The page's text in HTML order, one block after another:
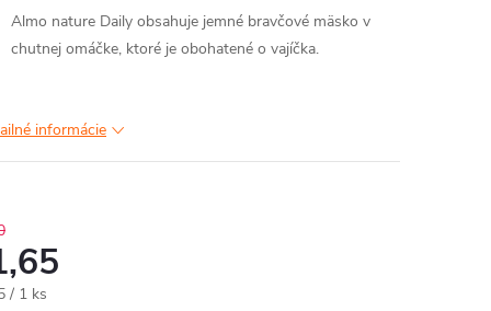
Almo nature Daily obsahuje jemné bravčové mäsko v
chutnej omáčke, ktoré je obohatené o vajíčka.
informácie
/ 1 ks